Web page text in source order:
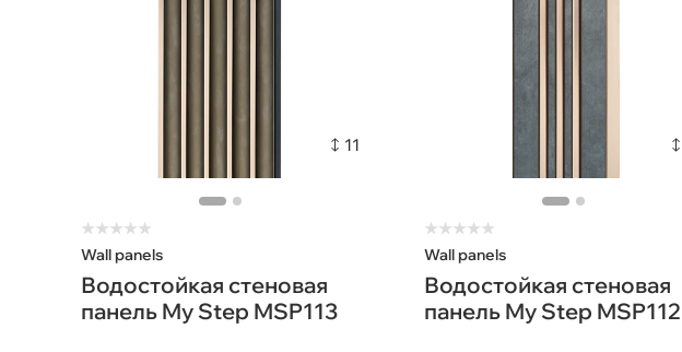
11
★★★★★
Wall panels
Водостойкая стеновая
панель My Step MSP113
★★★★★
Wall panels
Водостойкая стеновая
панель My Step MSP112